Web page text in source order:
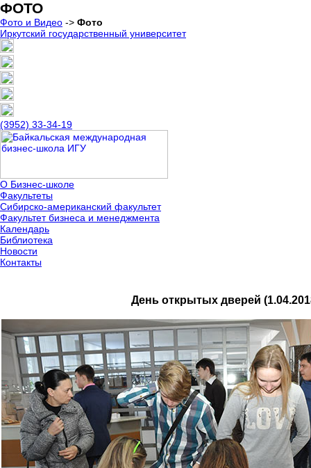
ФОТО
Фото и Видео -> Фото
Иркутский государственный университет
(3952) 33-34-19
О Бизнес-школе
Факультеты
Сибирско-американский факультет
Факультет бизнеса и менеджмента
Календарь
Библиотека
Новости
Контакты
День открытых дверей